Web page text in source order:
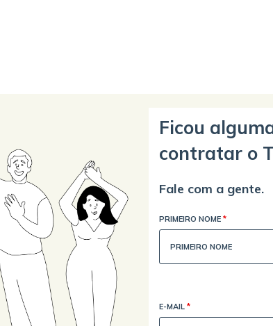
Ficou
contratar o
Fale com a gente.
PRIMEIRO NOME *
E-MAIL *